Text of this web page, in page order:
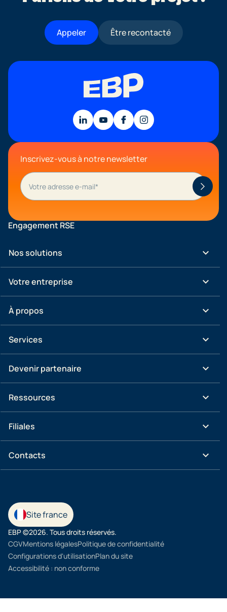
Appeler Être recontacté
Inscrivez-vous à notre newsletter
Engagement RSE
Nos solutions keyboard_arrow_down
Votre entreprise keyboard_arrow_down
À propos keyboard_arrow_down
Services keyboard_arrow_down
Devenir partenaire keyboard_arrow_down
Ressources keyboard_arrow_down
Filiales keyboard_arrow_down
Contacts keyboard_arrow_down
Site france
EBP ©2026. Tous droits réservés.
CGVMentions légalesPolitique de confidentialité
Configurations d'utilisationPlan du site
Accessibilité : non conforme